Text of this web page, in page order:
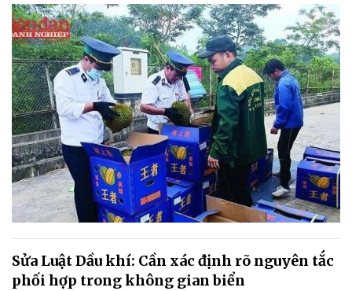
Sửa Luật Dầu khí: Cần xác định rõ nguyên tắc
phối hợp trong không gian biển